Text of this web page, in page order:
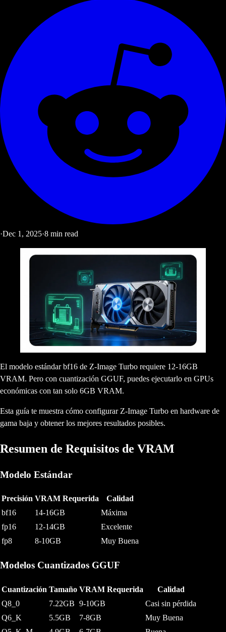
·Dec 1, 2025·8 min read
El modelo estándar bf16 de Z-Image Turbo requiere 12-16GB
VRAM. Pero con cuantización GGUF, puedes ejecutarlo en GPUs
económicas con tan solo 6GB VRAM.
Esta guía te muestra cómo configurar Z-Image Turbo en hardware de
gama baja y obtener los mejores resultados posibles.
Resumen de Requisitos de VRAM
Modelo Estándar
Precisión VRAM Requerida
Calidad
bf16
14-16GB
Máxima
fp16
12-14GB
Excelente
fp8
8-10GB Muy Buena
Modelos Cuantizados GGUF
Cuantización Tamaño VRAM Requerida
Calidad
Q8_0
7.22GB 9-10GB
Casi sin pérdida
Q6_K
5.5GB 7-8GB
Muy Buena